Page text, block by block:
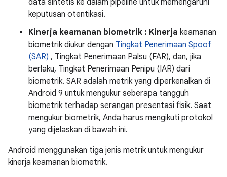
data sintetis ke dalam pipeline untuk memengaruhi
keputusan otentikasi.
Kinerja keamanan biometrik : Kinerja keamanan
biometrik diukur dengan Tingkat Penerimaan Spoof
(SAR) , Tingkat Penerimaan Palsu (FAR), dan, jika
berlaku, Tingkat Penerimaan Penipu (IAR) dari
biometrik. SAR adalah metrik yang diperkenalkan di
Android 9 untuk mengukur seberapa tangguh
biometrik terhadap serangan presentasi fisik. Saat
mengukur biometrik, Anda harus mengikuti protokol
yang dijelaskan di bawah ini.
Android menggunakan tiga jenis metrik untuk mengukur
kinerja keamanan biometrik.